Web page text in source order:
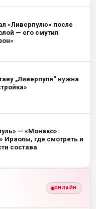
«Ливерпулю» после
— его смутил
„Ливерпуля“ нужна
— «Монако»:
Ираолы, где смотреть и
состава
ОНЛАЙН